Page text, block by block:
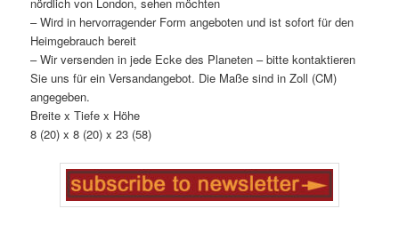
nördlich von London, sehen möchten
– Wird in hervorragender Form angeboten und ist sofort für den
Heimgebrauch bereit
– Wir versenden in jede Ecke des Planeten – bitte kontaktieren
Sie uns für ein Versandangebot. Die Maße sind in Zoll (CM)
angegeben.
Breite x Tiefe x Höhe
8 (20) x 8 (20) x 23 (58)